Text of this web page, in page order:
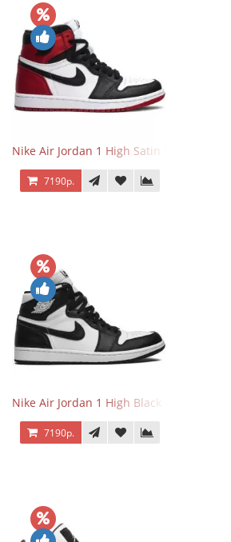
Nike Air Jordan 1 High Satin Black Toe
7190р.
Nike Air Jordan 1 High Black White
7190р.